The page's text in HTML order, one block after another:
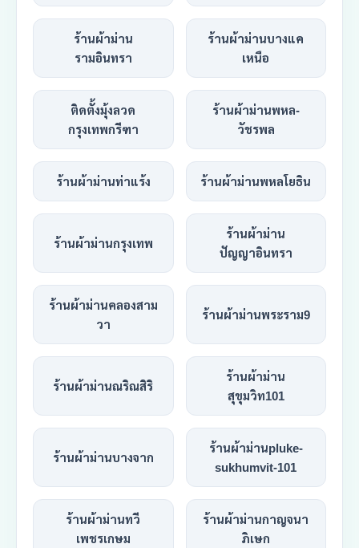
ร้านผ้าม่าน
รามอินทรา
ร้านผ้าม่านบางแค
เหนือ
ติดตั้งมุ้งลวด
กรุงเทพกรีฑา
ร้านผ้าม่านพหล-
วัชรพล
ร้านผ้าม่านท่าแร้ง ร้านผ้าม่านพหลโยธิน
ร้านผ้าม่านกรุงเทพ
ร้านผ้าม่าน
ปัญญาอินทรา
ร้านผ้าม่านคลองสาม
วา
ร้านผ้าม่านพระราม9
ร้านผ้าม่านณริณสิริ
ร้านผ้าม่าน
สุขุมวิท101
ร้านผ้าม่านบางจาก
ร้านผ้าม่านpluke-
sukhumvit-101
ร้านผ้าม่านทวี
เพชรเกษม
ร้านผ้าม่านกาญจนา
ภิเษก